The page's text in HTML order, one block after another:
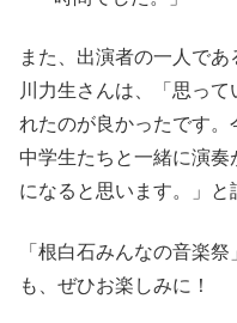
また、出演者の一人で
川力生さんは、「思って
れたのが良かったです
中学生たちと一緒に演
になると思います。」と
「根白石みんなの音楽
も、ぜひお楽しみに！